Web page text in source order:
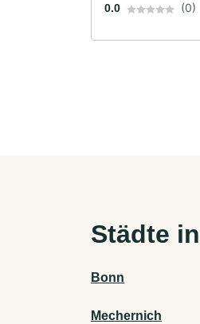
0.0 (0)
Städte
Bonn
Mechernich